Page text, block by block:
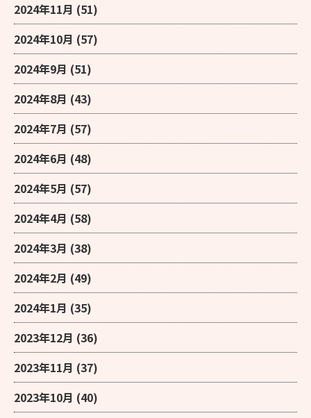
2024年11月 (51)
2024年10月 (57)
2024年9月 (51)
2024年8月 (43)
2024年7月 (57)
2024年6月 (48)
2024年5月 (57)
2024年4月 (58)
2024年3月 (38)
2024年2月 (49)
2024年1月 (35)
2023年12月 (36)
2023年11月 (37)
2023年10月 (40)